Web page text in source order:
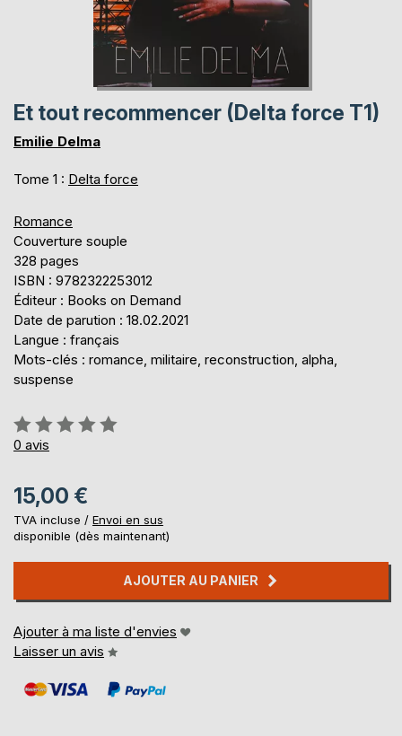
Et tout recommencer (Delta force T1)
Emilie Delma
Tome 1 : Delta force
Romance
Couverture souple
328 pages
ISBN : 9782322253012
Éditeur : Books on Demand
Date de parution : 18.02.2021
Langue : français
Mots-clés : romance, militaire, reconstruction, alpha,
suspense
Évaluation:
0%
0 avis
15,00 €
TVA incluse / Envoi en sus
disponible (dès maintenant)
AJOUTER AU PANIER
Ajouter à ma liste d'envies
Laisser un avis